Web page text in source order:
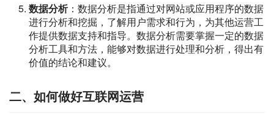
数据分析：数据分析是指通过对网站或应用程序的数据
进行分析和挖掘，了解用户需求和行为，为其他运营工
作提供数据支持和指导。数据分析需要掌握一定的数据
分析工具和方法，能够对数据进行处理和分析，得出有
价值的结论和建议。
二、如何做好互联网运营